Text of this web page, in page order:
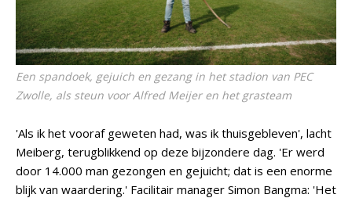
Een spandoek, gejuich en gezang in het stadion van PEC
Zwolle, als steun voor Alfred Meijer en het grasteam
'Als ik het vooraf geweten had, was ik thuisgebleven', lacht
Meiberg, terugblikkend op deze bijzondere dag. 'Er werd
door 14.000 man gezongen en gejuicht; dat is een enorme
blijk van waardering.' Facilitair manager Simon Bangma: 'Het